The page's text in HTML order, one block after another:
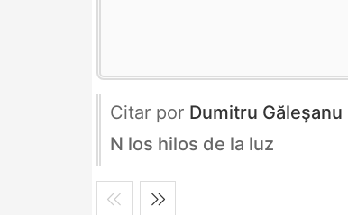
Citar por Dumitru Găleşanu
N los hilos de la luz